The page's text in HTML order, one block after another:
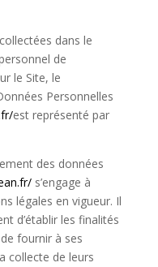
dans le
de
le Site, le
Personnelles
est représenté par
des données
s’engage à
légales en vigueur. Il
d’établir les finalités
fournir à ses
collecte de leurs